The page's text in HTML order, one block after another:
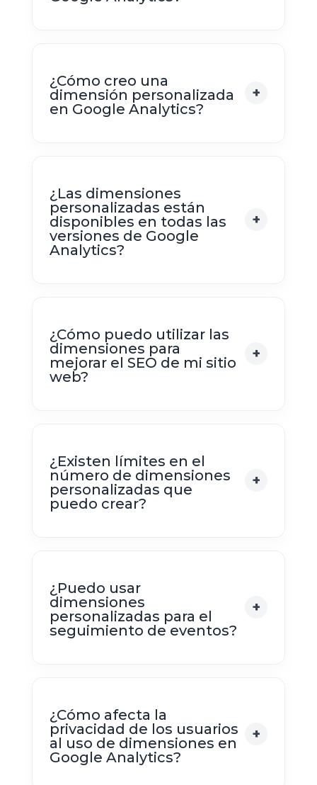
¿Cómo creo una
dimensión personalizada
en Google Analytics?
¿Las dimensiones
personalizadas están
disponibles en todas las
versiones de Google
Analytics?
¿Cómo puedo utilizar las
dimensiones para
mejorar el SEO de mi sitio
web?
¿Existen límites en el
número de dimensiones
personalizadas que
puedo crear?
¿Puedo usar
dimensiones
personalizadas para el
seguimiento de eventos?
¿Cómo afecta la
privacidad de los usuarios
al uso de dimensiones en
Google Analytics?